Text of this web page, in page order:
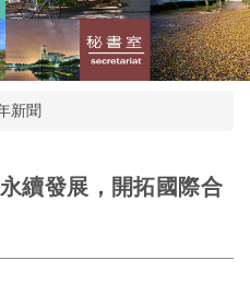
新聞
續發展，開拓國際合